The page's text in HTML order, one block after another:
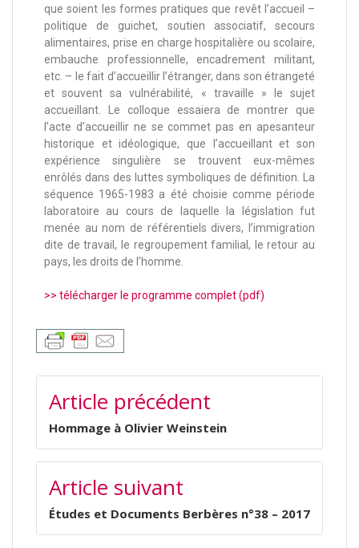
que soient les formes pratiques que revêt l’accueil –
politique de guichet, soutien associatif, secours
alimentaires, prise en charge hospitalière ou scolaire,
embauche professionnelle, encadrement militant,
etc. – le fait d’accueillir l’étranger, dans son étrangeté
et souvent sa vulnérabilité, « travaille » le sujet
accueillant. Le colloque essaiera de montrer que
l’acte d’accueillir ne se commet pas en apesanteur
historique et idéologique, que l’accueillant et son
expérience singulière se trouvent eux-mêmes
enrôlés dans des luttes symboliques de définition. La
séquence 1965-1983 a été choisie comme période
laboratoire au cours de laquelle la législation fut
menée au nom de référentiels divers, l’immigration
dite de travail, le regroupement familial, le retour au
pays, les droits de l’homme.
>> télécharger le programme complet (pdf)
Article précédent
Hommage à Olivier Weinstein
Article suivant
Études et Documents Berbères n°38 – 2017